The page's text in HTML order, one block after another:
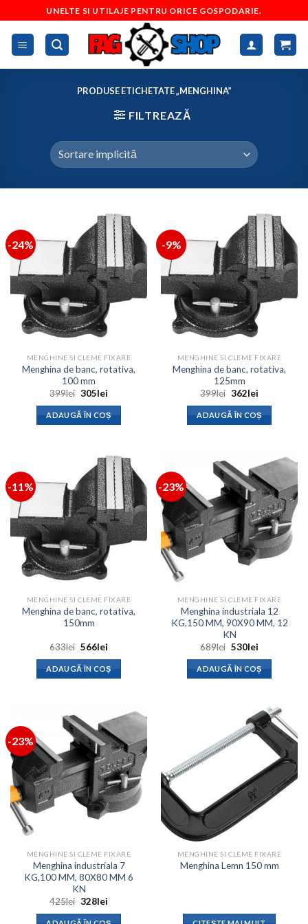
to
content
UNELTE SI UTILAJE PENTRU ORICE GOSPODARIE.
PRODUSE ETICHETATE „MENGHINA”
FILTREAZĂ
-24%
MENGHINE SI CLEME FIXARE
Menghina de banc, rotativa,
100 mm
399lei Prețul
a
fost:
399lei.
305leiPrețul
este:
305lei.
ADAUGĂ ÎN COȘ
-9%
MENGHINE SI CLEME FIXARE
Menghina de banc, rotativa,
125mm
399lei Prețul
a
fost:
399lei.
362leiPrețul
este:
362lei.
ADAUGĂ ÎN COȘ
-11%
MENGHINE SI CLEME FIXARE
Menghina de banc, rotativa,
150mm
633lei Prețul
a
fost:
633lei.
566leiPrețul
este:
566lei.
ADAUGĂ ÎN COȘ
-23%
MENGHINE SI CLEME FIXARE
Menghina industriala 12
KG,150 MM, 90X90 MM, 12
KN
689lei Prețul
a
fost:
689lei.
530leiPrețul
este:
530lei.
ADAUGĂ ÎN COȘ
-23%
MENGHINE SI CLEME FIXARE
Menghina industriala 7
KG,100 MM, 80X80 MM 6
KN
425lei Prețul
a
328leiPrețul
este:
MENGHINE SI CLEME FIXARE
Menghina Lemn 150 mm